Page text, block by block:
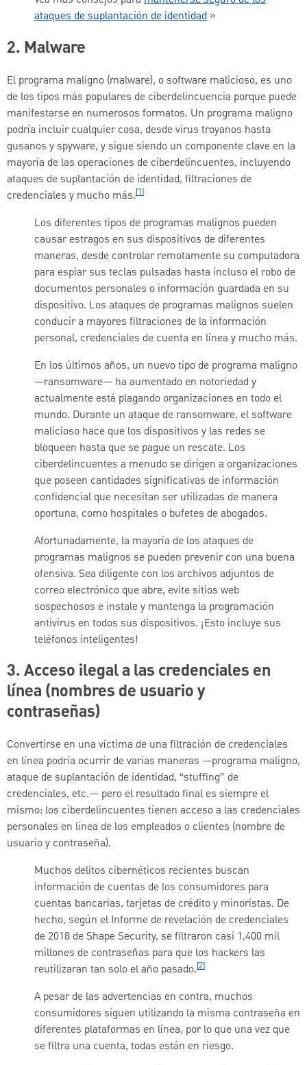
ataques de suplantación de identidad »
2. Malware
El programa maligno (malware), o software malicioso, es uno
de los tipos más populares de ciberdelincuencia porque puede
manifestarse en numerosos formatos. Un programa maligno
podría incluir cualquier cosa, desde virus troyanos hasta
gusanos y spyware, y sigue siendo un componente clave en la
mayoría de las operaciones de ciberdelincuentes, incluyendo
ataques de suplantación de identidad, filtraciones de
credenciales y mucho más.[1]
Los diferentes tipos de programas malignos pueden
causar estragos en sus dispositivos de diferentes
maneras, desde controlar remotamente su computadora
para espiar sus teclas pulsadas hasta incluso el robo de
documentos personales o información guardada en su
dispositivo. Los ataques de programas malignos suelen
conducir a mayores filtraciones de la información
personal, credenciales de cuenta en línea y mucho más.
En los últimos años, un nuevo tipo de programa maligno
—ransomware— ha aumentado en notoriedad y
actualmente está plagando organizaciones en todo el
mundo. Durante un ataque de ransomware, el software
malicioso hace que los dispositivos y las redes se
bloqueen hasta que se pague un rescate. Los
ciberdelincuentes a menudo se dirigen a organizaciones
que poseen cantidades significativas de información
confidencial que necesitan ser utilizadas de manera
oportuna, como hospitales o bufetes de abogados.
Afortunadamente, la mayoría de los ataques de
programas malignos se pueden prevenir con una buena
ofensiva. Sea diligente con los archivos adjuntos de
correo electrónico que abre, evite sitios web
sospechosos e instale y mantenga la programación
antivirus en todos sus dispositivos. ¡Esto incluye sus
teléfonos inteligentes!
3. Acceso ilegal a las credenciales en
línea (nombres de usuario y
contraseñas)
Convertirse en una víctima de una filtración de credenciales
en línea podría ocurrir de varias maneras —programa maligno,
ataque de suplantación de identidad, “stuffing” de
credenciales, etc.— pero el resultado final es siempre el
mismo: los ciberdelincuentes tienen acceso a las credenciales
personales en línea de los empleados o clientes (nombre de
usuario y contraseña).
Muchos delitos cibernéticos recientes buscan
información de cuentas de los consumidores para
cuentas bancarias, tarjetas de crédito y minoristas. De
hecho, según el Informe de revelación de credenciales
de 2018 de Shape Security, se filtraron casi 1,400 mil
millones de contraseñas para que los hackers las
reutilizaran tan solo el año pasado.[2]
A pesar de las advertencias en contra, muchos
consumidores siguen utilizando la misma contraseña en
diferentes plataformas en línea, por lo que una vez que
se filtra una cuenta, todas están en riesgo.